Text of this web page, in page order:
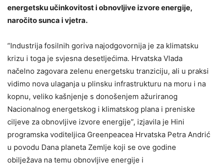
energetsku učinkovitost i obnovljive izvore energije,
naročito sunca i vjetra.
“Industrija fosilnih goriva najodgovornija je za klimatsku
krizu i toga je svjesna desetljećima. Hrvatska Vlada
načelno zagovara zelenu energetsku tranziciju, ali u praksi
vidimo nova ulaganja u plinsku infrastrukturu na moru i na
kopnu, veliko kašnjenje s donošenjem ažuriranog
Nacionalnog energetskog i klimatskog plana i preniske
ciljeve za obnovljive izvore energije”, izjavila je Hini
programska voditeljica Greenpeacea Hrvatska Petra Andrić
u povodu Dana planeta Zemlje koji se ove godine
obilježava na temu obnovljive energije i